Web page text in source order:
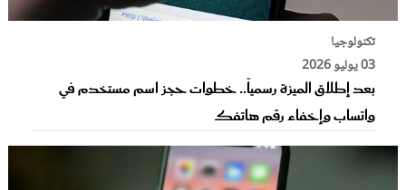
تكنولوجيا
03 يوليو 2026
بعد إطلاق الميزة رسمياً.. خطوات حجز اسم مستخدم في
واتساب وإخفاء رقم هاتفك